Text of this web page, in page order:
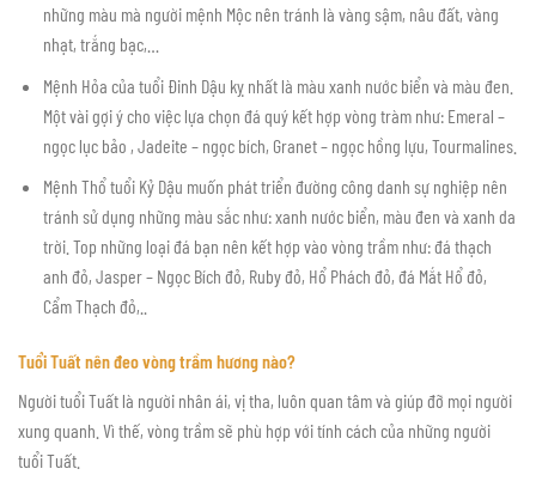
những màu mà người mệnh Mộc nên tránh là vàng sậm, nâu đất, vàng
nhạt, trắng bạc,…
Mệnh Hỏa của tuổi Đinh Dậu kỵ nhất là màu xanh nước biển và màu đen.
Một vài gợi ý cho việc lựa chọn đá quý kết hợp vòng tràm như: Emeral –
ngọc lục bảo , Jadeite – ngọc bích, Granet – ngọc hồng lựu, Tourmalines.
Mệnh Thổ tuổi Kỷ Dậu muốn phát triển đường công danh sự nghiệp nên
tránh sử dụng những màu sắc như: xanh nước biển, màu đen và xanh da
trời. Top những loại đá bạn nên kết hợp vào vòng trầm như: đá thạch
anh đỏ, Jasper – Ngọc Bích đỏ, Ruby đỏ, Hổ Phách đỏ, đá Mắt Hổ đỏ,
Cẩm Thạch đỏ,..
Tuổi Tuất nên đeo vòng trầm hương nào?
Người tuổi Tuất là người nhân ái, vị tha, luôn quan tâm và giúp đỡ mọi người
xung quanh. Vì thế, vòng trầm sẽ phù hợp với tính cách của những người
tuổi Tuất.